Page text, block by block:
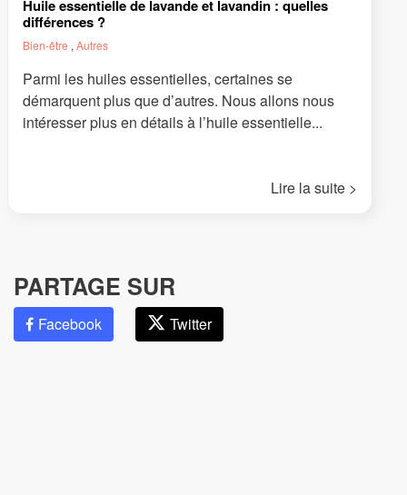
Huile essentielle de lavande et lavandin : quelles
différences ?
Bien-être , Autres
Parmi les huiles essentielles, certaines se
démarquent plus que d’autres. Nous allons nous
intéresser plus en détails à l’huile essentielle...
Lire la suite >
PARTAGE SUR
Facebook Twitter